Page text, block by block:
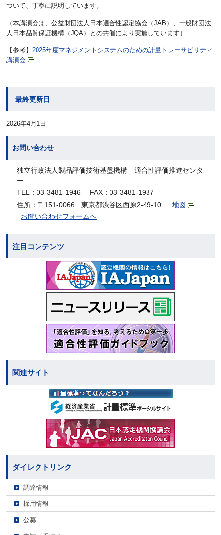
ついて、丁寧に説明しています。
（本講演会は、公益財団法人日本適合性認定協会（JAB）、一般財団法
人日本品質保証機構（JQA）との共催により実施しています）
【参考】 2025年度マネジメントシステムのための計量トレーサビリティ
講演会
最終更新日
2026年4月1日
お問い合わせ
独立行政法人製品評価技術基盤機構 適合性評価推進センタ
ー
TEL：03-3481-1946 FAX：03-3481-1937
住所：〒151-0066 東京都渋谷区西原2-49-10
地図
お問い合わせフォームへ
注目コンテンツ
関連サイト
ダイレクトリンク
調達情報
採用情報
公募